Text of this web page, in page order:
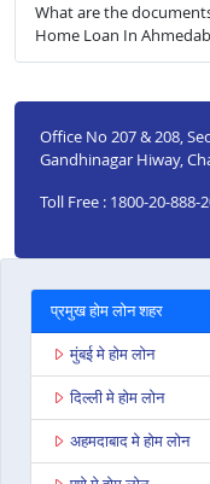
What are the
Home Loan In
Office No 207 & 208,
Gandhinagar Hiway,
Toll Free : 1800-20-888-
प्रमुख होम लोन शहर
मुंबई मे होम लोन
दिल्ली मे होम लोन
अहमदाबाद मे होम लोन